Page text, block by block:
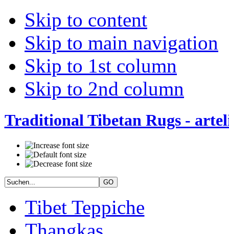
Skip to content
Skip to main navigation
Skip to 1st column
Skip to 2nd column
Traditional Tibetan Rugs -
Tibet Teppiche